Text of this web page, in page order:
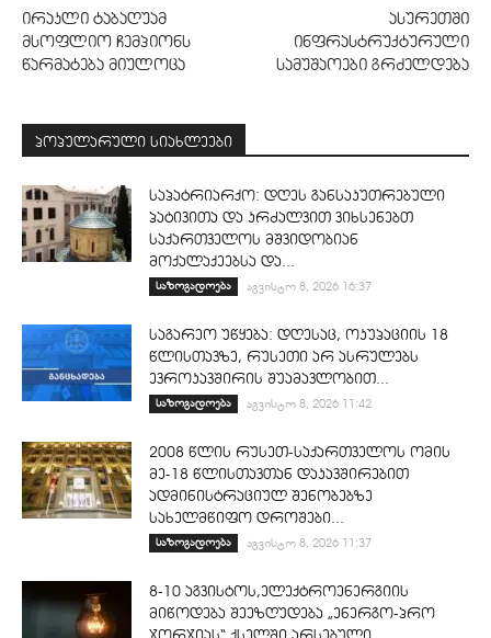
ირაკლი ტაბაღუამ
მსოფლიო ჩემპიონს
წარმატება მიულოცა
ასურეთში
ინფრასტრუქტურული
სამუშაოები გრძელდება
პოპულარული სიახლეები
საპატრიარქო: დღეს განსაკუთრებული
პატივითა და კრძალვით ვიხსენებთ
საქართველოს მშვიდობიან
მოქალაქეებსა და...
საზოგადოება აგვისტო 8, 2026 16:37
საგარეო უწყება: დღესაც, ოკუპაციის 18
წლისთავზე, რუსეთი არ ასრულებს
ევროკავშირის შუამავლობით...
საზოგადოება აგვისტო 8, 2026 11:42
2008 წლის რუსეთ-საქართველოს ომის
მე-18 წლისთავთან დაკავშირებით
ადმინისტრაციულ შენობებზე
სახელმწიფო დროშები...
საზოგადოება აგვისტო 8, 2026 11:37
8-10 აგვისტოს,ელექტროენერგიის
მიწოდება შეეზღუდება „ენერგო-პრო